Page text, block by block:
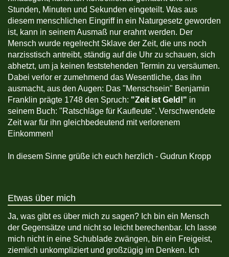
Stunden, Minuten und Sekunden eingeteilt. Was aus
diesem menschlichen Eingriff in ein Naturgesetz geworden
ist, kann in seinem Ausmaß nur erahnt werden. Der
Mensch wurde regelrecht Sklave der Zeit, die uns noch
narzisstisch antreibt, ständig auf die Uhr zu schauen, sich
abhetzt, um ja keinen feststehenden Termin zu versäumen.
Dabei verlor er zumehmend das Wesentliche, das ihn
ausmacht, aus den Augen: Das "Menschsein" Benjamin
Franklin prägte 1748 den Spruch: "Zeit ist Geld!" in
seinem Buch: "Ratschläge für Kaufleute". Verschwendete
Zeit war für ihn gleichbedeutend mit verlorenem
Einkommen!
In diesem Sinne grüße ich euch herzlich - Gudrun Kropp
Etwas über mich
Ja, was gibt es über mich zu sagen? Ich bin ein Mensch
der Gegensätze und nicht so leicht berechenbar. Ich lasse
mich nicht in eine Schublade zwängen, bin ein Freigeist,
ziemlich unkompliziert und großzügig im Denken. Ich